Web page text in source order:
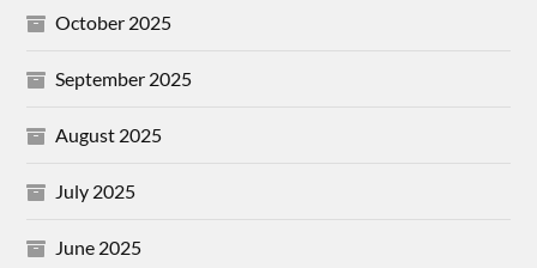
October 2025
September 2025
August 2025
July 2025
June 2025